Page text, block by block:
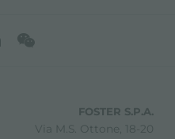
FOSTER S.P.A.
Via M.S. Ottone, 18-20